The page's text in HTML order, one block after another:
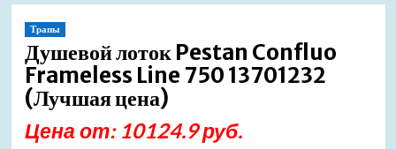
Трапы
Душевой лоток Pestan Confluo
Frameless Line 750 13701232
(Лучшая цена)
Цена от: 10124.9 руб.